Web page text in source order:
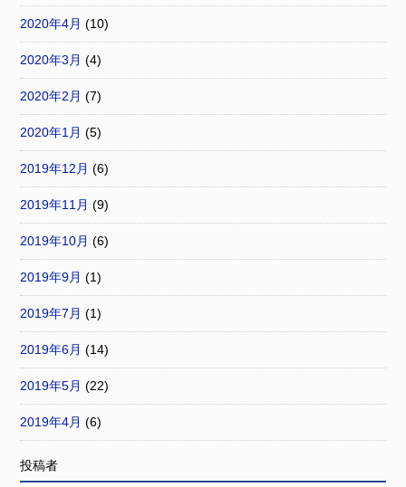
2020年4月 (10)
2020年3月 (4)
2020年2月 (7)
2020年1月 (5)
2019年12月 (6)
2019年11月 (9)
2019年10月 (6)
2019年9月 (1)
2019年7月 (1)
2019年6月 (14)
2019年5月 (22)
2019年4月 (6)
投稿者